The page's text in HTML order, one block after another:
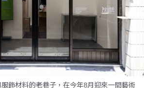
飾材料的老巷子，在今年8月迎來一間藝術